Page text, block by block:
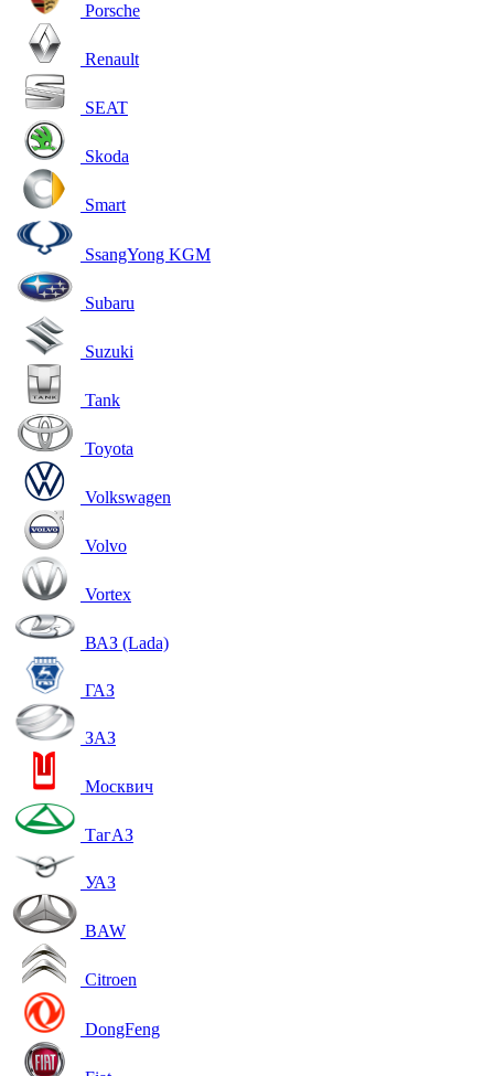
Porsche
Renault
SEAT
Skoda
Smart
SsangYong KGM
Subaru
Suzuki
Tank
Toyota
Volkswagen
Volvo
Vortex
ВАЗ (Lada)
ГАЗ
ЗАЗ
Москвич
ТагАЗ
УАЗ
BAW
Citroen
DongFeng